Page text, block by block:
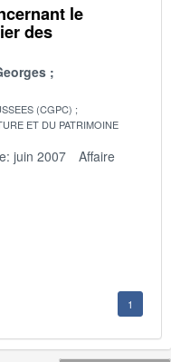
le
des
(CGPC)
ET DU PATRIMOINE
juin 2007
Affaire
1